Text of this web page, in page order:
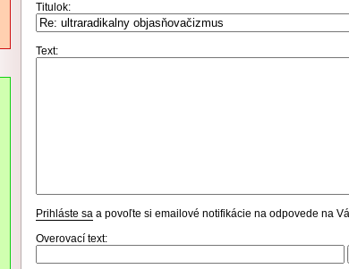
Titulok:
Text:
Prihláste sa a povoľte si emailové notifikácie na odpovede na
Overovací text: